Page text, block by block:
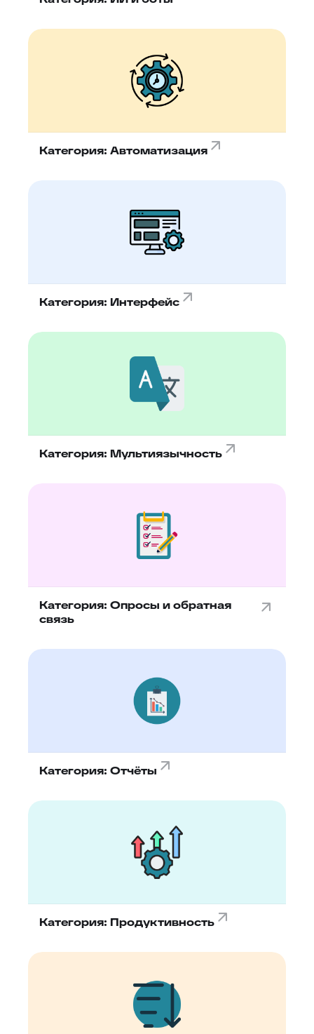
Категория: Автоматизация
Категория: Интерфейс
Категория: Мультиязычность
Категория: Опросы и обратная
связь
Категория: Отчёты
Категория: Продуктивность